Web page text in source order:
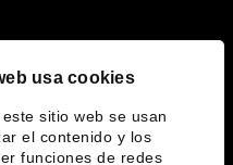
usa cookies
sitio web se usan
el contenido y los
funciones de redes